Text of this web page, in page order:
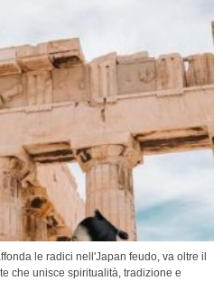
le radici nell'Japan feudo, va oltre il
che unisce spiritualità, tradizione e